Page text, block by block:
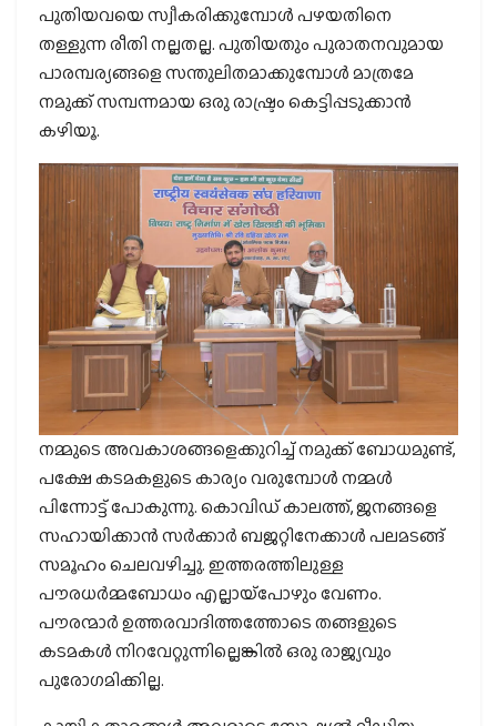
പുതിയവയെ സ്വീകരിക്കുമ്പോള്‍ പഴയതിനെ
തള്ളുന്ന രീതി നല്ലതല്ല. പുതിയതും പുരാതനവുമായ
പാരമ്പര്യങ്ങളെ സന്തുലിതമാക്കുമ്പോള്‍ മാത്രമേ
നമുക്ക് സമ്പന്നമായ ഒരു രാഷ്ട്രം കെട്ടിപ്പടുക്കാന്‍
കഴിയൂ.
നമ്മുടെ അവകാശങ്ങളെക്കുറിച്ച് നമുക്ക് ബോധമുണ്ട്,
പക്ഷേ കടമകളുടെ കാര്യം വരുമ്പോള്‍ നമ്മള്‍
പിന്നോട്ട് പോകുന്നു. കൊവിഡ് കാലത്ത്, ജനങ്ങളെ
സഹായിക്കാന്‍ സര്‍ക്കാര്‍ ബജറ്റിനേക്കാള്‍ പലമടങ്ങ്
സമൂഹം ചെലവഴിച്ചു. ഇത്തരത്തിലുള്ള
പൗരധര്‍മ്മബോധം എല്ലായ്‌പോഴും വേണം.
പൗരന്മാര്‍ ഉത്തരവാദിത്തത്തോടെ തങ്ങളുടെ
കടമകള്‍ നിറവേറ്റുന്നില്ലെങ്കില്‍ ഒരു രാജ്യവും
പുരോഗമിക്കില്ല.